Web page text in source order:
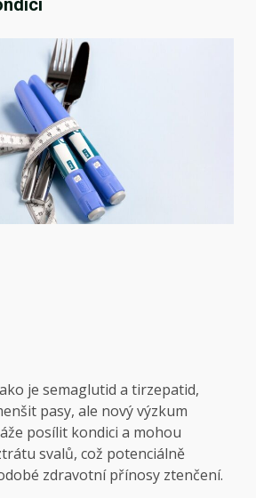
je semaglutid a tirzepatid,
pasy, ale nový výzkum
posílit kondici a mohou
svalů, což potenciálně
zdravotní přínosy ztenčení.